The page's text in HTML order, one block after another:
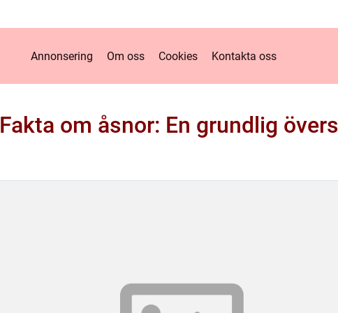
Annonsering Om oss Cookies Kontakta oss
Fakta om åsnor: En grundlig